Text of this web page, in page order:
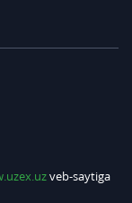
veb-saytiga